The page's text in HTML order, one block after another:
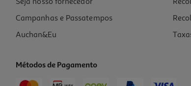
-11%
Campanhas e Passatempos
Auchan&Eu
Métodos de Pagamento